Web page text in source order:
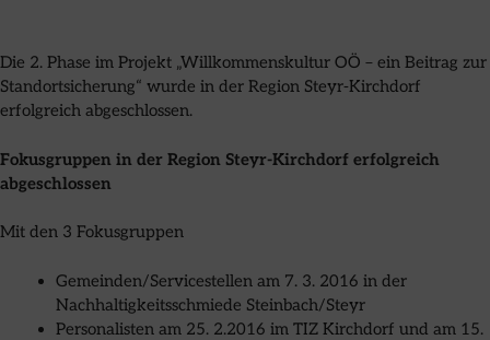
Die 2. Phase im Projekt „Willkommenskultur OÖ – ein Beitrag zur
Standortsicherung“ wurde in der Region Steyr-Kirchdorf
erfolgreich abgeschlossen.
Fokusgruppen in der Region Steyr-Kirchdorf erfolgreich
abgeschlossen
Mit den 3 Fokusgruppen
Gemeinden/Servicestellen am 7. 3. 2016 in der
Nachhaltigkeitsschmiede Steinbach/Steyr
Personalisten am 25. 2.2016 im TIZ Kirchdorf und am 15.